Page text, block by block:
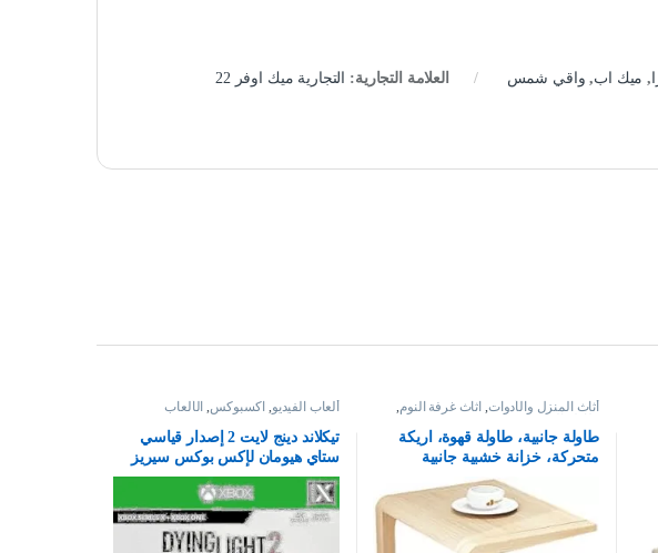
, ميك اب, واقي شمس العلامة التجارية: التجارية ميك اوفر 22
أثاث المنزل والأدوات, اثاث غرفة النوم,
طاولة جانبية، طاولة قهوة، اريكة
متحركة، خزانة خشبية جانبية
بعجلات، طالوة ركن وبجانب السرير
(اللون: ستايل 1)
ألعاب الفيديو, اكسبوكس, الألعاب
تيكلاند دينج لايت 2 إصدار قياسي
ستاي هيومان لإكس بوكس سيريز
إكس بوكس وان